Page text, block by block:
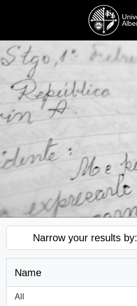
Narrow your results by:
Name
All